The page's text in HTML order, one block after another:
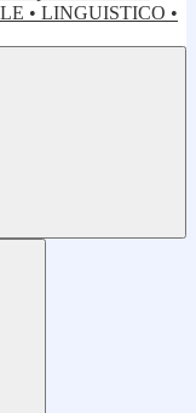
• LINGUISTICO •